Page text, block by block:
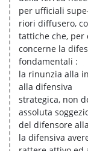
per ufficiali
riori diffusero,
tattiche che, per
concerne la
fondamentali :
la rinunzia alla
alla difensiva
strategica, non
assoluta
del difensore
la difensiva